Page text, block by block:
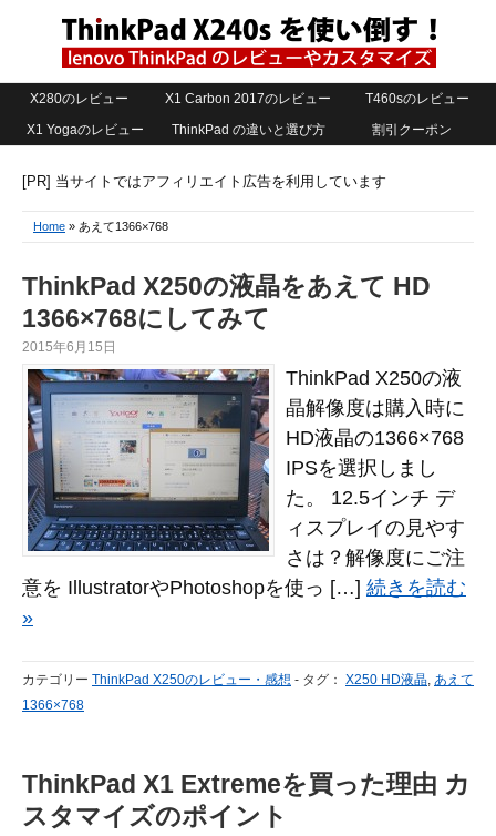
X280のレビュー X1 Carbon 2017のレビュー
T460sのレビュー
X1 Yogaのレビュー
ThinkPad の違いと選び方 割引クーポン
[PR] 当サイトではアフィリエイト広告を利用しています
Home » あえて1366×768
ThinkPad X250の液晶をあえて HD
1366×768にしてみて
2015年6月15日
ThinkPad X250の液
晶解像度は購入時に
HD液晶の1366×768
IPSを選択しまし
た。 12.5インチ デ
ィスプレイの見やす
さは？解像度にご注
意を IllustratorやPhotoshopを使っ […] 続きを読む
»
カテゴリー ThinkPad X250のレビュー・感想 - タグ： X250 HD液晶, あえて
1366×768
ThinkPad X1 Extremeを買った理由 カ
スタマイズのポイント